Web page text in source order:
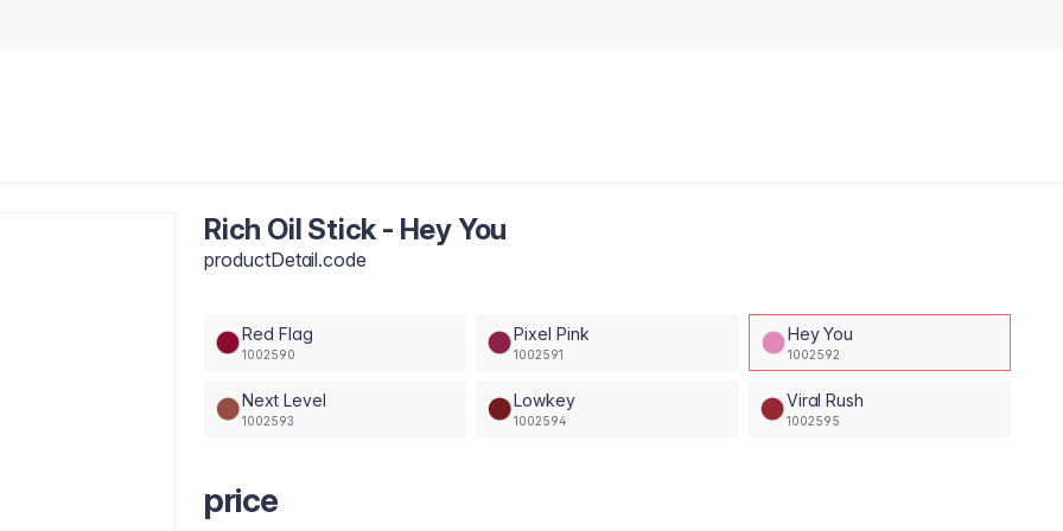
Rich Oil Stick - Hey You
productDetail.code
Red Flag
1002590
Pixel Pink
1002591
Hey You
1002592
Next Level
1002593
Lowkey
1002594
Viral Rush
1002595
price